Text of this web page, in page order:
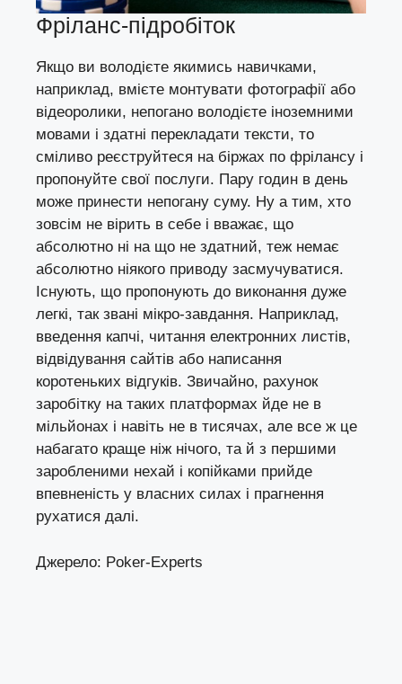
Фріланс-підробіток
Якщо ви володієте якимись навичками,
наприклад, вмієте монтувати фотографії або
відеоролики, непогано володієте іноземними
мовами і здатні перекладати тексти, то
сміливо реєструйтеся на біржах по фрілансу і
пропонуйте свої послуги. Пару годин в день
може принести непогану суму. Ну а тим, хто
зовсім не вірить в себе і вважає, що
абсолютно ні на що не здатний, теж немає
абсолютно ніякого приводу засмучуватися.
Існують, що пропонують до виконання дуже
легкі, так звані мікро-завдання. Наприклад,
введення капчі, читання електронних листів,
відвідування сайтів або написання
коротеньких відгуків. Звичайно, рахунок
заробітку на таких платформах йде не в
мільйонах і навіть не в тисячах, але все ж це
набагато краще ніж нічого, та й з першими
заробленими нехай і копійками прийде
впевненість у власних силах і прагнення
рухатися далі.
Джерело: Poker-Experts